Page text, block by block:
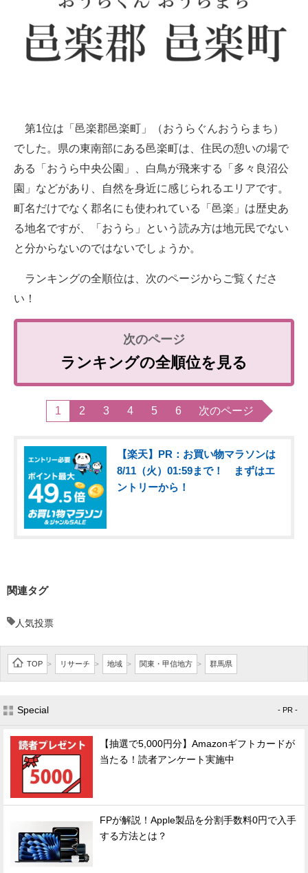
第1位は「邑楽郡邑楽町」（おうらぐんおうらまち）
でした。県の東南部にある邑楽町は、住民の憩いの場で
ある「おうら中央公園」、白鳥が飛来する「多々良沼公
園」などがあり、自然を身近に感じられるエリアです。
町名だけでなく郡名にも使われている「邑楽」は歴史あ
る地名ですが、「おうら」という読み方は地元民でない
と分からないのではないでしょうか。
ランキングの全順位は、次のページからご覧くださ
い！
ランキングの全順位を見る
1 2 3 4 5 6 次のページ
【楽天】PR：お買い物マラソンは
8/11（火）01:59まで！ まずはエ
ントリーから！
関連タグ
人気投票
TOP > リサーチ > 地域 > 関東・甲信地方 > 群馬県
Special - PR -
【抽選で5,000円分】Amazonギフトカードが
当たる！読者アンケート実施中
FPが解説！Apple製品を分割手数料0円で入手
する方法とは？